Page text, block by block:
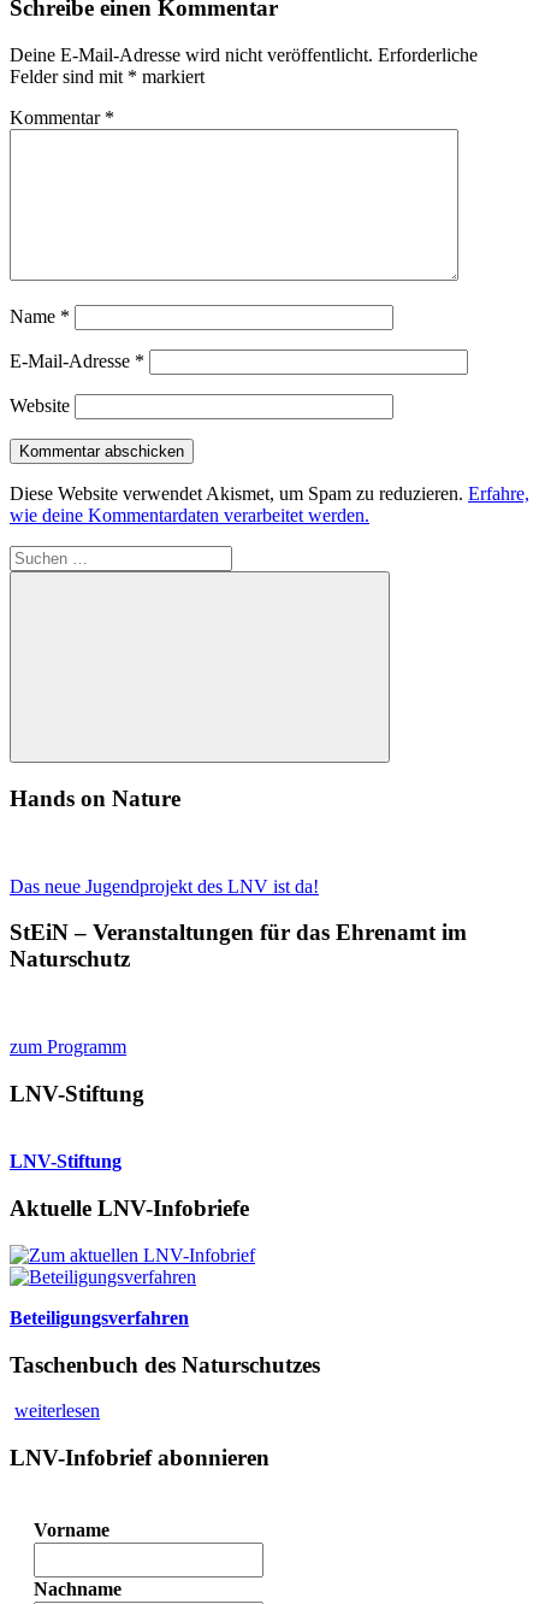
Schreibe einen Kommentar
Deine E-Mail-Adresse wird nicht veröffentlicht. Erforderliche
Felder sind mit * markiert
Kommentar *
Name *
E-Mail-Adresse *
Website
Diese Website verwendet Akismet, um Spam zu reduzieren. Erfahre,
wie deine Kommentardaten verarbeitet werden.
Suchen
nach:
Suchen
Hands on Nature
Das neue Jugendprojekt des LNV ist da!
StEiN – Veranstaltungen für das Ehrenamt im
Naturschutz
zum Programm
LNV-Stiftung
LNV-Stiftung
Aktuelle LNV-Infobriefe
Beteiligungsverfahren
Taschenbuch des Naturschutzes
weiterlesen
LNV-Infobrief abonnieren
Vorname
Nachname